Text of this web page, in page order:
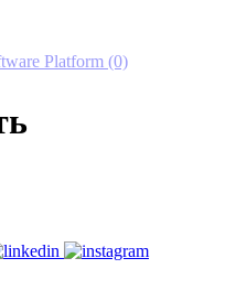
Platform (0)